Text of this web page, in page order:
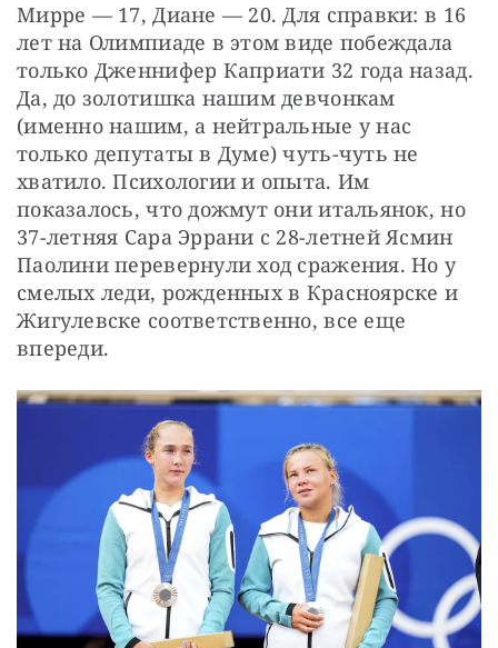
Мирре — 17, Диане — 20. Для справки: в 16
лет на Олимпиаде в этом виде побеждала
только Дженнифер Каприати 32 года назад.
Да, до золотишка нашим девчонкам
(именно нашим, а нейтральные у нас
только депутаты в Думе) чуть-чуть не
хватило. Психологии и опыта. Им
показалось, что дожмут они итальянок, но
37-летняя Сара Эррани с 28-летней Ясмин
Паолини перевернули ход сражения. Но у
смелых леди, рожденных в Красноярске и
Жигулевске соответственно, все еще
впереди.